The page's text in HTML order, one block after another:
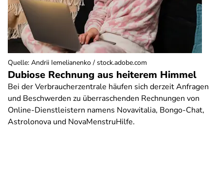
Dubiose Rechnung aus heiterem Himmel
Bei der Verbraucherzentrale häufen sich derzeit Anfragen
und Beschwerden zu überraschenden Rechnungen von
Online-Dienstleistern namens Novavitalia, Bongo-Chat,
Astrolonova und NovaMenstruHilfe.
Quelle: Andrii Iemelianenko / stock.adobe.com